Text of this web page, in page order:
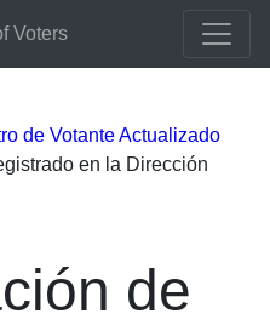
Voters
de Votante Actualizado
en la Dirección
de